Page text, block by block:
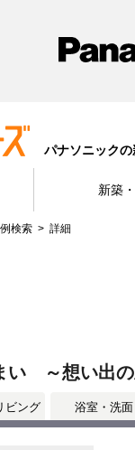
パナソニック
新築
検索 詳細
い ～想い出
ビング 浴室・洗面